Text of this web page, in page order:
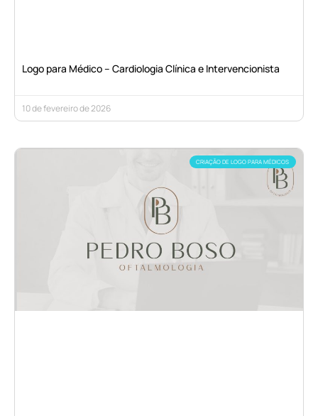
Logo para Médico – Cardiologia Clínica e Intervencionista
10 de fevereiro de 2026
CRIAÇÃO DE LOGO PARA MÉDICOS